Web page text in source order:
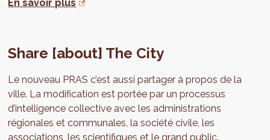
En savoir plus
Share [about] The City
Le nouveau PRAS c’est aussi partager à propos de la
ville. La modification est portée par un processus
d’intelligence collective avec les administrations
régionales et communales, la société civile, les
associations, les scientifiques et le grand public.